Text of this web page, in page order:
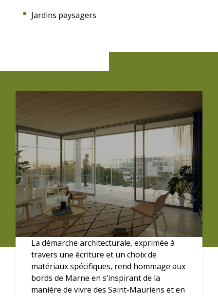
Jardins paysagers
La démarche architecturale, exprimée à
travers une écriture et un choix de
matériaux spécifiques, rend hommage aux
bords de Marne en s’inspirant de la
manière de vivre des Saint-Mauriens et en